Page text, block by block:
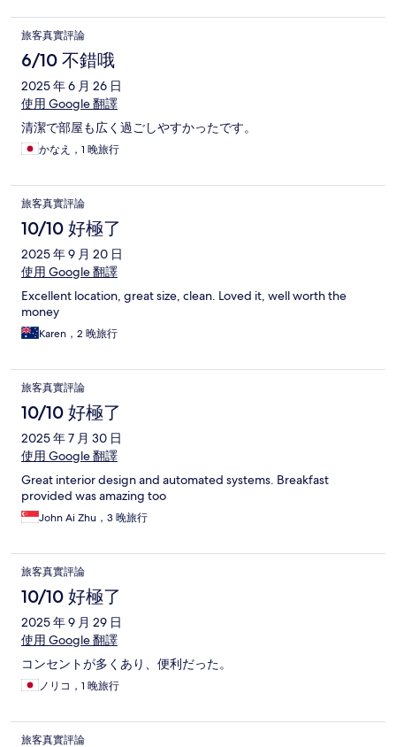
旅客真實評論
6/10 不錯哦
2025 年 6 月 26 日
使用 Google 翻譯
清潔で部屋も広く過ごしやすかったです。
かなえ，1 晚旅行
旅客真實評論
10/10 好極了
2025 年 9 月 20 日
使用 Google 翻譯
Excellent location, great size, clean. Loved it, well worth the
money
Karen，2 晚旅行
旅客真實評論
10/10 好極了
2025 年 7 月 30 日
使用 Google 翻譯
Great interior design and automated systems. Breakfast
provided was amazing too
John Ai Zhu，3 晚旅行
旅客真實評論
10/10 好極了
2025 年 9 月 29 日
使用 Google 翻譯
コンセントが多くあり、便利だった。
ノリコ，1 晚旅行
旅客真實評論